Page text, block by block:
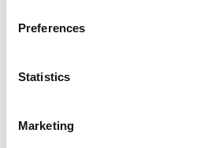
Preferences
Statistics
Marketing